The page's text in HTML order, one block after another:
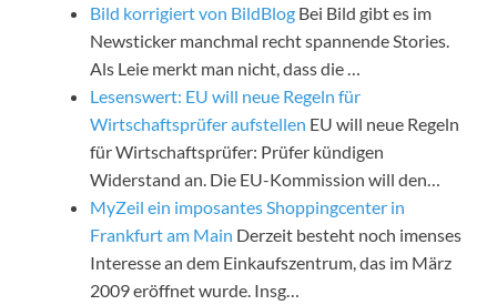
Bild korrigiert von BildBlog Bei Bild gibt es im
Newsticker manchmal recht spannende Stories.
Als Leie merkt man nicht, dass die …
Lesenswert: EU will neue Regeln für
Wirtschaftsprüfer aufstellen EU will neue Regeln
für Wirtschaftsprüfer: Prüfer kündigen
Widerstand an. Die EU-Kommission will den…
MyZeil ein imposantes Shoppingcenter in
Frankfurt am Main Derzeit besteht noch imenses
Interesse an dem Einkaufszentrum, das im März
2009 eröffnet wurde. Insg…